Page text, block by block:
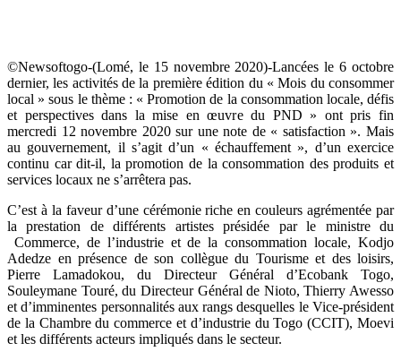
©Newsoftogo-(Lomé, le 15 novembre 2020)-Lancées le 6 octobre
dernier, les activités de la première édition du « Mois du consommer
local » sous le thème : « Promotion de la consommation locale, défis
et perspectives dans la mise en œuvre du PND » ont pris fin
mercredi 12 novembre 2020 sur une note de « satisfaction ». Mais
au gouvernement, il s’agit d’un « échauffement », d’un exercice
continu car dit-il, la promotion de la consommation des produits et
services locaux ne s’arrêtera pas.
C’est à la faveur d’une cérémonie riche en couleurs agrémentée par
la prestation de différents artistes présidée par le ministre du
Commerce, de l’industrie et de la consommation locale, Kodjo
Adedze en présence de son collègue du Tourisme et des loisirs,
Pierre Lamadokou, du Directeur Général d’Ecobank Togo,
Souleymane Touré, du Directeur Général de Nioto, Thierry Awesso
et d’imminentes personnalités aux rangs desquelles le Vice-président
de la Chambre du commerce et d’industrie du Togo (CCIT), Moevi
et les différents acteurs impliqués dans le secteur.